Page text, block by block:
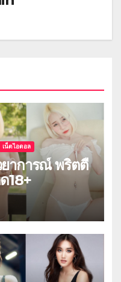
เน็ตไอดอล
ยาการณ์ พริตตี้
18+